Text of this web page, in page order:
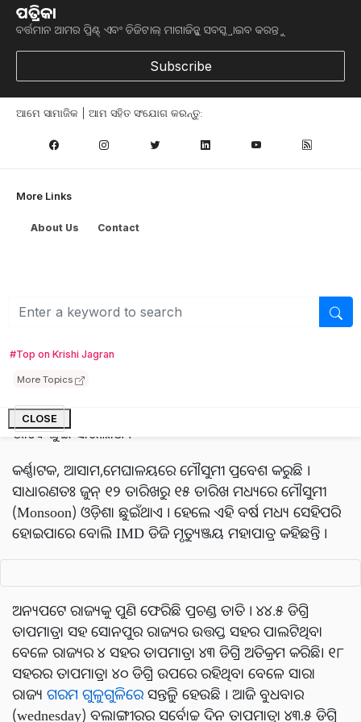
ପତ୍ରିକା
ବର୍ତ୍ତମାନ ଆମର ପ୍ରିଣ୍ଟ୍ ଏବଂ ଡିଜିଟାଲ୍ ମାଗାଜିନ୍କୁ ସବସ୍କ୍ରାଇବ କରନ୍ତୁ
Subscribe
ଆମେ ସାମାଜିକ | ଆମ ସହିତ ସଂଯୋଗ କରନ୍ତୁ:
More Links
About Us Contact
#Top on Krishi Jagran
More Topics
CLOSE
update rain in odisha below normal rainfall this monsoon
imd
ଚଳିତ ମୌସୁମୀ (Monsoon) ଋତୁରେ ରାଜ୍ୟରେ ମିଶ୍ରିତ ବର୍ଷା
ମୃତ୍ୟୁଞ୍ଜୟ ମହାପାତ୍ର ।
ଉତ୍ତର ଓଡ଼ିଶାର କିଛି ଅଞ୍ଚଳରେ କମ୍ ବର୍ଷା
ସମ୍ଭାବନା ରହିଛି ।ଏବେ ମୌସୁମୀ
ଭାବେ ଛୁଇଁ ସାରିଲାଣି ।
କର୍ଣ୍ଣାଟକ, ଆସାମ,ମେଘାଳୟରେ ମୌସୁମୀ ପ୍ରବେଶ କରୁଛି ।
ସାଧାରଣତଃ ଜୁନ୍ ୧୨ ତାରିଖରୁ ୧୫ ତାରିଖ ମଧ୍ୟରେ ମୌସୁମୀ
(Monsoon) ଓଡ଼ିଶା ଛୁଇଁଥାଏ । ହେଲେ ଏହି ବର୍ଷ ମଧ୍ୟ ସେହିପରି
ହୋଇପାରେ ବୋଲି IMD ଡିଜି ମୃତ୍ୟୁଞ୍ଜୟ ମହାପାତ୍ର କହିଛନ୍ତି ।
ଅନ୍ୟପଟେ ରାଜ୍ୟକୁ ପୁଣି ଫେରିଛି ପ୍ରଚଣ୍ଡ ତାତି । ୪୪.୫ ଡିଗ୍ରି
ତାପମାତ୍ରା ସହ ସୋନପୁର ରାଜ୍ୟର ଉତ୍ତପ୍ତ ସହର ପାଲଟିଥିବା‌
ବେଳେ ରାଜ୍ୟର ୪ ସହର ତାପମାତ୍ରା ୪୩ ଡିଗ୍ରି ଅତିକ୍ରମ କରିଛି। ୧୮
ସହରର ତାପମାତ୍ରା ୪୦ ଡିଗ୍ରି ଉପରେ ରହିଥିବା ବେଳେ ସାରା
ରାଜ୍ୟ ଗରମ ଗୁଳୁଗୁଳିରେ ସନ୍ତୁଳି ହେଉଛି । ଆଜି ବୁଧବାର
(wednesday) ବଲାଙ୍ଗୀରର ସର୍ବୋଚ୍ଚ ଦିନ ତାପମାତ୍ରା ୪୩.୫ ଡିଗ୍ରି